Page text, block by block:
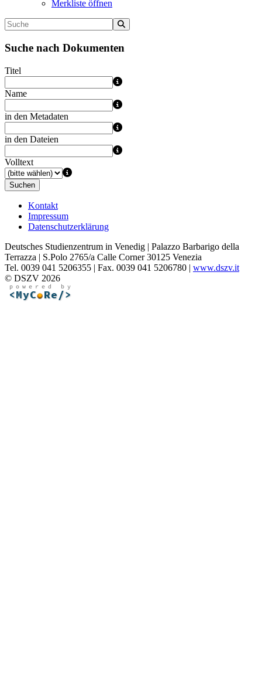
Merkliste öffnen
Suche nach Dokumenten
Titel
Name
in den Metadaten
in den Dateien
Volltext
Suchen
Kontakt
Impressum
Datenschutzerklärung
Deutsches Studienzentrum in Venedig | Palazzo Barbarigo della
Terrazza | S.Polo 2765/a Calle Corner 30125 Venezia
Tel. 0039 041 5206355 | Fax. 0039 041 5206780 | www.dszv.it
© DSZV 2026